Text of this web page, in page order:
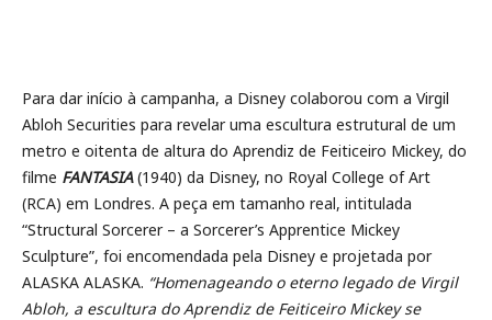
Para dar início à campanha, a Disney colaborou com a Virgil
Abloh Securities para revelar uma escultura estrutural de um
metro e oitenta de altura do Aprendiz de Feiticeiro Mickey, do
filme FANTASIA(1940) da Disney, no Royal College of Art
(RCA) em Londres. A peça em tamanho real, intitulada
“Structural Sorcerer – a Sorcerer’s Apprentice Mickey
Sculpture”, foi encomendada pela Disney e projetada por
ALASKA ALASKA. “Homenageando o eterno legado de Virgil
Abloh, a escultura do Aprendiz de Feiticeiro Mickey se